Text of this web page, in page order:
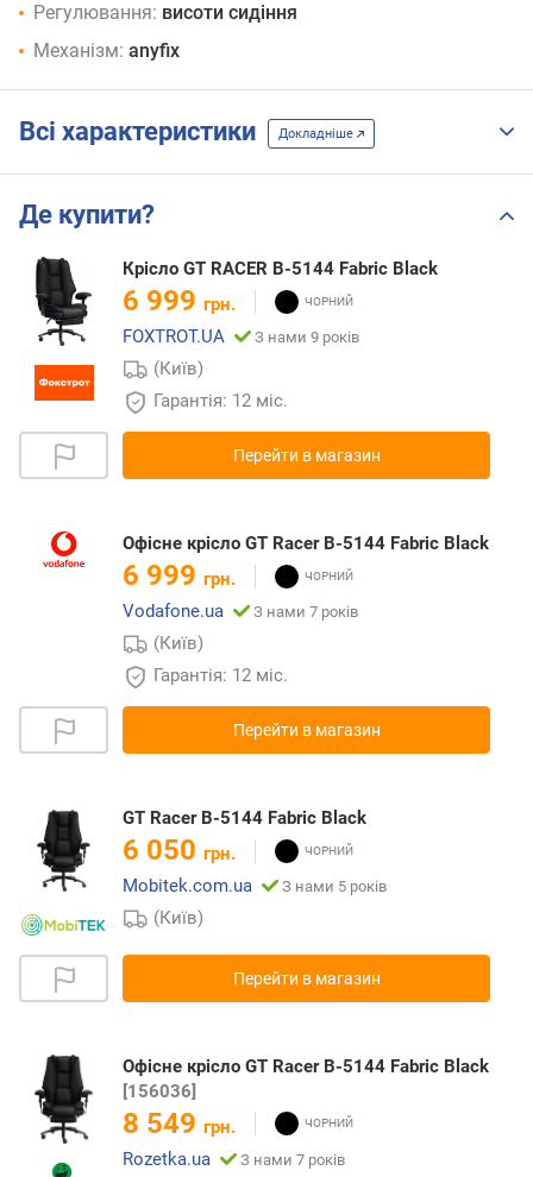
Регулювання: висоти сидіння
Механізм: anyfix
Всі характеристики Докладніше
Де купити?
Крісло GT RACER B-5144 Fabric Black
6 999 грн.
FOXTROT.UA
З нами 9 років
(Київ)
Гарантія: 12 міс.
Перейти в магазин
Офісне крісло GT Racer B-5144 Fabric Black
6 999 грн.
Vodafone.ua
З нами 7 років
(Київ)
Гарантія: 12 міс.
Перейти в магазин
GT Racer B-5144 Fabric Black
6 050 грн.
Mobitek.com.ua
З нами 5 років
(Київ)
Перейти в магазин
Офісне крісло GT Racer B-5144 Fabric Black
[156036]
8 549 грн.
Rozetka.ua
З нами 7 років